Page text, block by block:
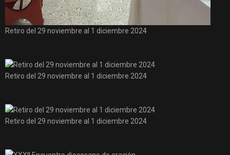
Retiro del 29 noviembre al 1 diciembre 2024
Retiro del 29 noviembre al 1 diciembre 2024
Retiro del 29 noviembre al 1 diciembre 2024